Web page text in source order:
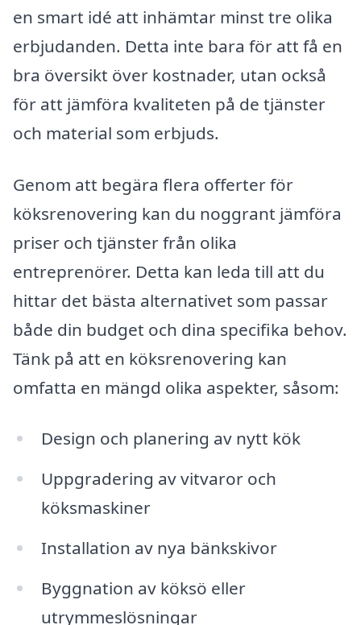
en smart idé att inhämtar minst tre olika
erbjudanden. Detta inte bara för att få en
bra översikt över kostnader, utan också
för att jämföra kvaliteten på de tjänster
och material som erbjuds.
Genom att begära flera offerter för
köksrenovering kan du noggrant jämföra
priser och tjänster från olika
entreprenörer. Detta kan leda till att du
hittar det bästa alternativet som passar
både din budget och dina specifika behov.
Tänk på att en köksrenovering kan
omfatta en mängd olika aspekter, såsom:
Design och planering av nytt kök
Uppgradering av vitvaror och
köksmaskiner
Installation av nya bänkskivor
Byggnation av köksö eller
utrymmeslösningar